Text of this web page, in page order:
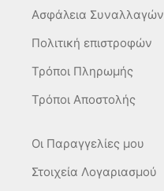
Ασφάλεια Συναλλαγών
Πολιτική επιστροφών
Τρόποι Πληρωμής
Τρόποι Αποστολής
Οι Παραγγελίες μου
Στοιχεία Λογαριασμού